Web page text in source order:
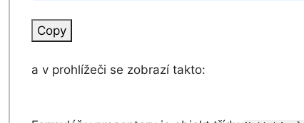
Copy
a v prohlížeči se zobrazí takto: